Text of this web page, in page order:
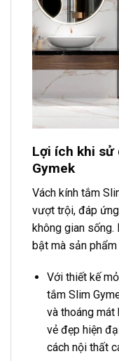
Lợi ích khi sử
Gymek
Vách kính tắm
vượt trội, đáp
không gian
bật mà sản
Với thiết kế
tắm Slim
và thoáng
vẻ đẹp hiện
cách nội thất